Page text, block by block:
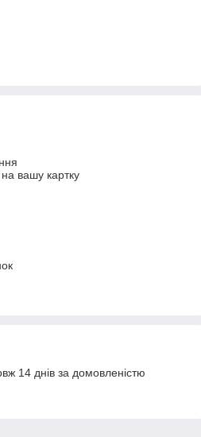
вашу картку
14 днів за домовленістю